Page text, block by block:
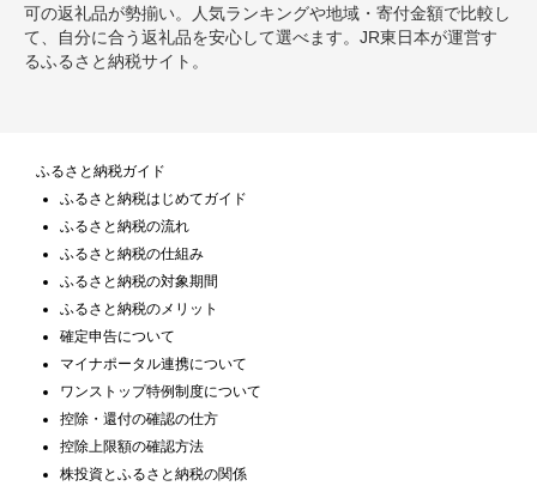
可の返礼品が勢揃い。人気ランキングや地域・寄付金額で比較し
て、自分に合う返礼品を安心して選べます。JR東日本が運営す
るふるさと納税サイト。
ふるさと納税ガイド
ふるさと納税はじめてガイド
ふるさと納税の流れ
ふるさと納税の仕組み
ふるさと納税の対象期間
ふるさと納税のメリット
確定申告について
マイナポータル連携について
ワンストップ特例制度について
控除・還付の確認の仕方
控除上限額の確認方法
株投資とふるさと納税の関係